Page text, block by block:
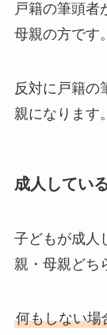
戸籍の筆頭者
母親の方です。
反対に戸籍の
親になります。
成人してい
子どもが成人
親・母親どち
何もしない場